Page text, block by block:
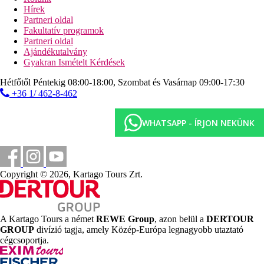
Az Algarve partvidék egyik legszebb strandjánál található
üdülőhely. Homokos strand, fokozatos bejárattal a tengerbe, kb.
250 m-re, lépcsőn megközelíthető, ingyenes napozóágyakkal és
napernyőkkel.
Sport ajánlat
Ingyenesen használható:többcélú játszótér, kosárlabda,
minigolf, strandröplabda, tenisz, asztalitenisz, fitnesz, pétanque,
wellnessközpont, biliárd, nyerőgépek
Gyermekeknek pancsoló, gyermekmedence, miniklub (4-11
éves korig), gyermekbüfé, ingyenes kiságy (kérésre), etetőszék
az étkezőben.
Kártyák
VÍZUM, EC/MC.
Weboldal
https://ap-hotelsresorts.com/adriana/
Hírek
Partneri oldal
Fakultatív programok
Partneri oldal
Ajándékutalvány
Gyakran Ismételt Kérdések
Hétfőtől Péntekig 08:00-18:00, Szombat és Vasárnap 09:00-17:30
+36 1/ 462-8-462
WHATSAPP - ÍRJON NEKÜNK
Copyright © 2026, Kartago Tours Zrt.
A Kartago Tours a német REWE Group, azon belül a DERTOUR
GROUP divízió tagja, amely Közép-Európa legnagyobb utaztató
cégcsoportja.